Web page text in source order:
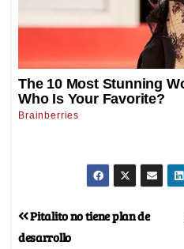
Pitalito no tiene plan de
desarrollo